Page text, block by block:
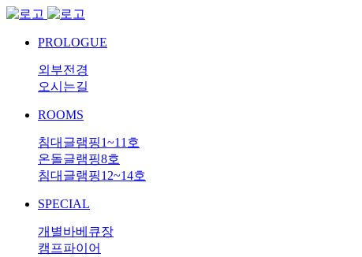
PROLOGUE
외부전경
오시는길
ROOMS
침대글램핑1~11호
온돌글램핑8호
침대글램핑12~14호
SPECIAL
개별바베큐장
캠프파이어